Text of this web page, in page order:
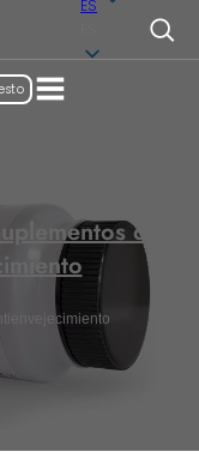
ES
Suplementos de